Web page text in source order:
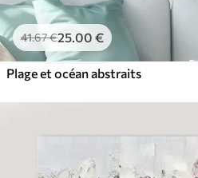
41.67€25.00 €
Plage et océan abstraits